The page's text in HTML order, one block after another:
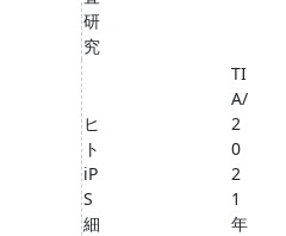
研
究
ヒ
ト
iP
S
細
TI
A/
2
0
2
1
年